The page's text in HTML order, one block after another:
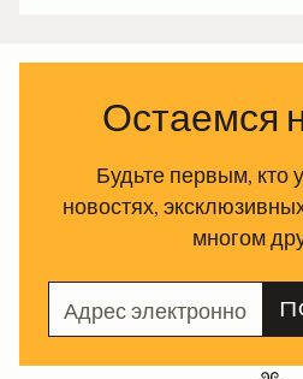
Остаемся
Будьте первым, кто
новостях,
многом